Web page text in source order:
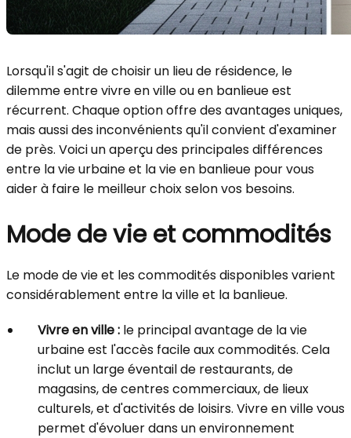
Lorsqu'il s'agit de choisir un lieu de résidence, le
dilemme entre vivre en ville ou en banlieue est
récurrent. Chaque option offre des avantages uniques,
mais aussi des inconvénients qu'il convient d'examiner
de près. Voici un aperçu des principales différences
entre la vie urbaine et la vie en banlieue pour vous
aider à faire le meilleur choix selon vos besoins.
Mode de vie et commodités
Le mode de vie et les commodités disponibles varient
considérablement entre la ville et la banlieue.
Vivre en ville : le principal avantage de la vie
urbaine est l'accès facile aux commodités. Cela
inclut un large éventail de restaurants, de
magasins, de centres commerciaux, de lieux
culturels, et d'activités de loisirs. Vivre en ville vous
permet d'évoluer dans un environnement